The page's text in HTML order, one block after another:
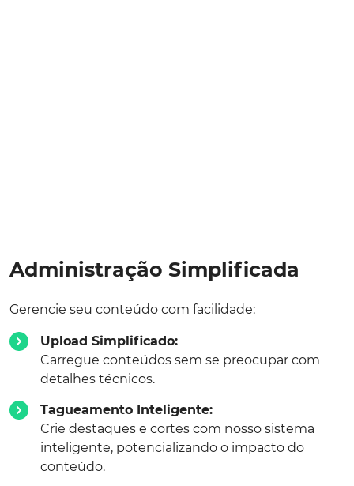
Administração Simplificada
Gerencie seu conteúdo com facilidade:
Upload Simplificado:
Carregue conteúdos sem se preocupar com
detalhes técnicos.
Tagueamento Inteligente:
Crie destaques e cortes com nosso sistema
inteligente, potencializando o impacto do
conteúdo.